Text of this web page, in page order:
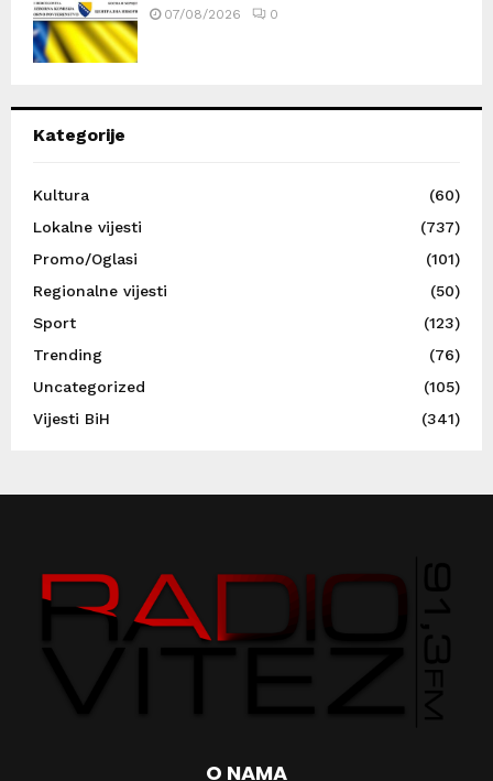
07/08/2026 0
Kategorije
Kultura
(60)
Lokalne vijesti
(737)
Promo/Oglasi
(101)
Regionalne vijesti
(50)
Sport
(123)
Trending
(76)
Uncategorized
(105)
Vijesti BiH
(341)
O NAMA